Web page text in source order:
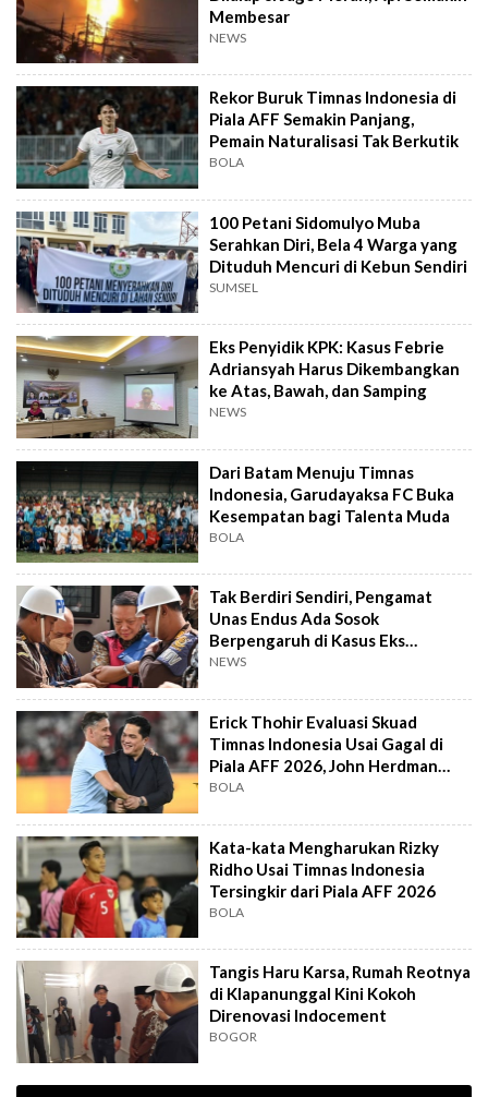
Membesar
NEWS
Rekor Buruk Timnas Indonesia di
Piala AFF Semakin Panjang,
Pemain Naturalisasi Tak Berkutik
BOLA
100 Petani Sidomulyo Muba
Serahkan Diri, Bela 4 Warga yang
Dituduh Mencuri di Kebun Sendiri
SUMSEL
Eks Penyidik KPK: Kasus Febrie
Adriansyah Harus Dikembangkan
ke Atas, Bawah, dan Samping
NEWS
Dari Batam Menuju Timnas
Indonesia, Garudayaksa FC Buka
Kesempatan bagi Talenta Muda
BOLA
Tak Berdiri Sendiri, Pengamat
Unas Endus Ada Sosok
Berpengaruh di Kasus Eks
Jampidsus
NEWS
Erick Thohir Evaluasi Skuad
Timnas Indonesia Usai Gagal di
Piala AFF 2026, John Herdman
Out?
BOLA
Kata-kata Mengharukan Rizky
Ridho Usai Timnas Indonesia
Tersingkir dari Piala AFF 2026
BOLA
Tangis Haru Karsa, Rumah Reotnya
di Klapanunggal Kini Kokoh
Direnovasi Indocement
BOGOR